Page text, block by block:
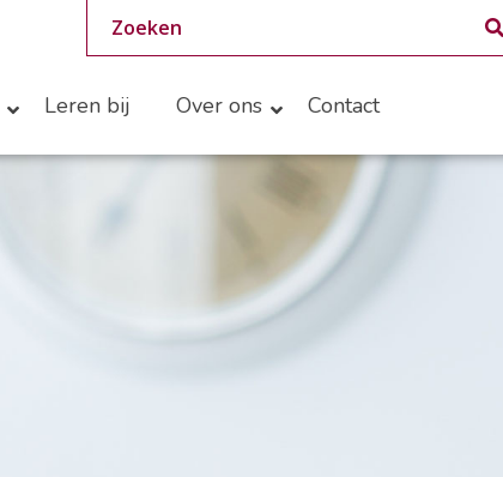
Leren bij Over ons Contact